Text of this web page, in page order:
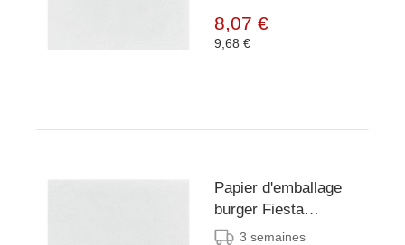
200)
8,07 €
9,68 €
Papier d'emballage
burger Fiesta
Compostable blanc
3 semaines